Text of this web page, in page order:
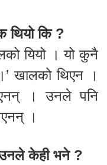
थियो कि ?
यियो । यो कुनै
खालको थिएन ।
। उनले पनि
।
उनले केही भने ?